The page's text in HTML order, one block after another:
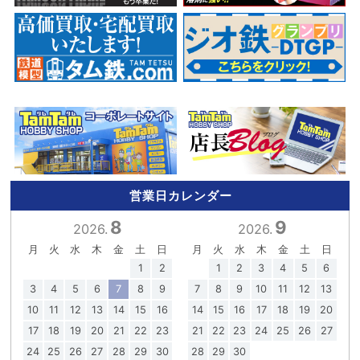
営業日カレンダー
2026. 8
月 火 水 木 金 土
日
1
2
3
4 5 6 7 8
9
10
11 12 13 14 15
16
17
18 19 20 21 22
23
24
25 26 27 28 29 30
2026. 9
月 火 水 木 金 土
日
1
2 3 4 5
6
7
8 9 10 11 12
13
14
15 16 17 18 19
20
21
22 23 24 25 26
27
28
29 30